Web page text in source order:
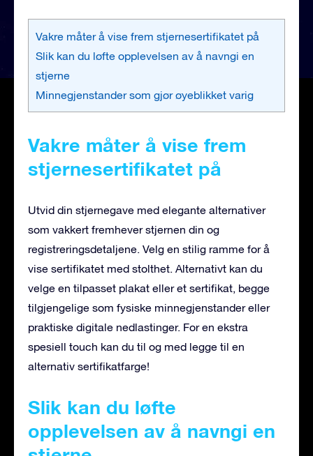
Vakre måter å vise frem stjernesertifikatet på
Slik kan du løfte opplevelsen av å navngi en
stjerne
Minnegjenstander som gjør øyeblikket varig
Vakre måter å vise frem
stjernesertifikatet på
Utvid din stjernegave med elegante alternativer
som vakkert fremhever stjernen din og
registreringsdetaljene. Velg en stilig ramme for å
vise sertifikatet med stolthet. Alternativt kan du
velge en tilpasset plakat eller et sertifikat, begge
tilgjengelige som fysiske minnegjenstander eller
praktiske digitale nedlastinger. For en ekstra
spesiell touch kan du til og med legge til en
alternativ sertifikatfarge!
Slik kan du løfte
opplevelsen av å navngi en